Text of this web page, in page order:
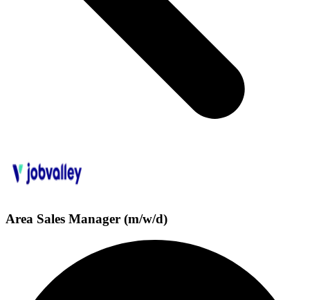
Area Sales Manager (m/w/d)